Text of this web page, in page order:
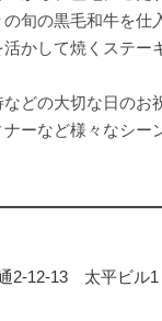
旬の黒毛和牛を仕
かして焼くステー
どの大切な日のお
ナーなど様々なシー
2-12-13 太平ビル1